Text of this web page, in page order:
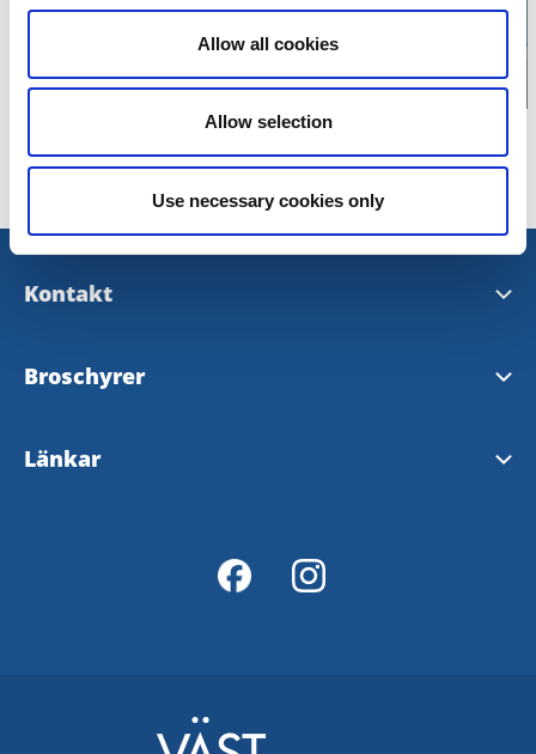
Allow all cookies
Allow selection
Use necessary cookies only
Kontakt
turistinfo@munkedal.se
Broschyrer
Grejen med Munkedal
Länkar